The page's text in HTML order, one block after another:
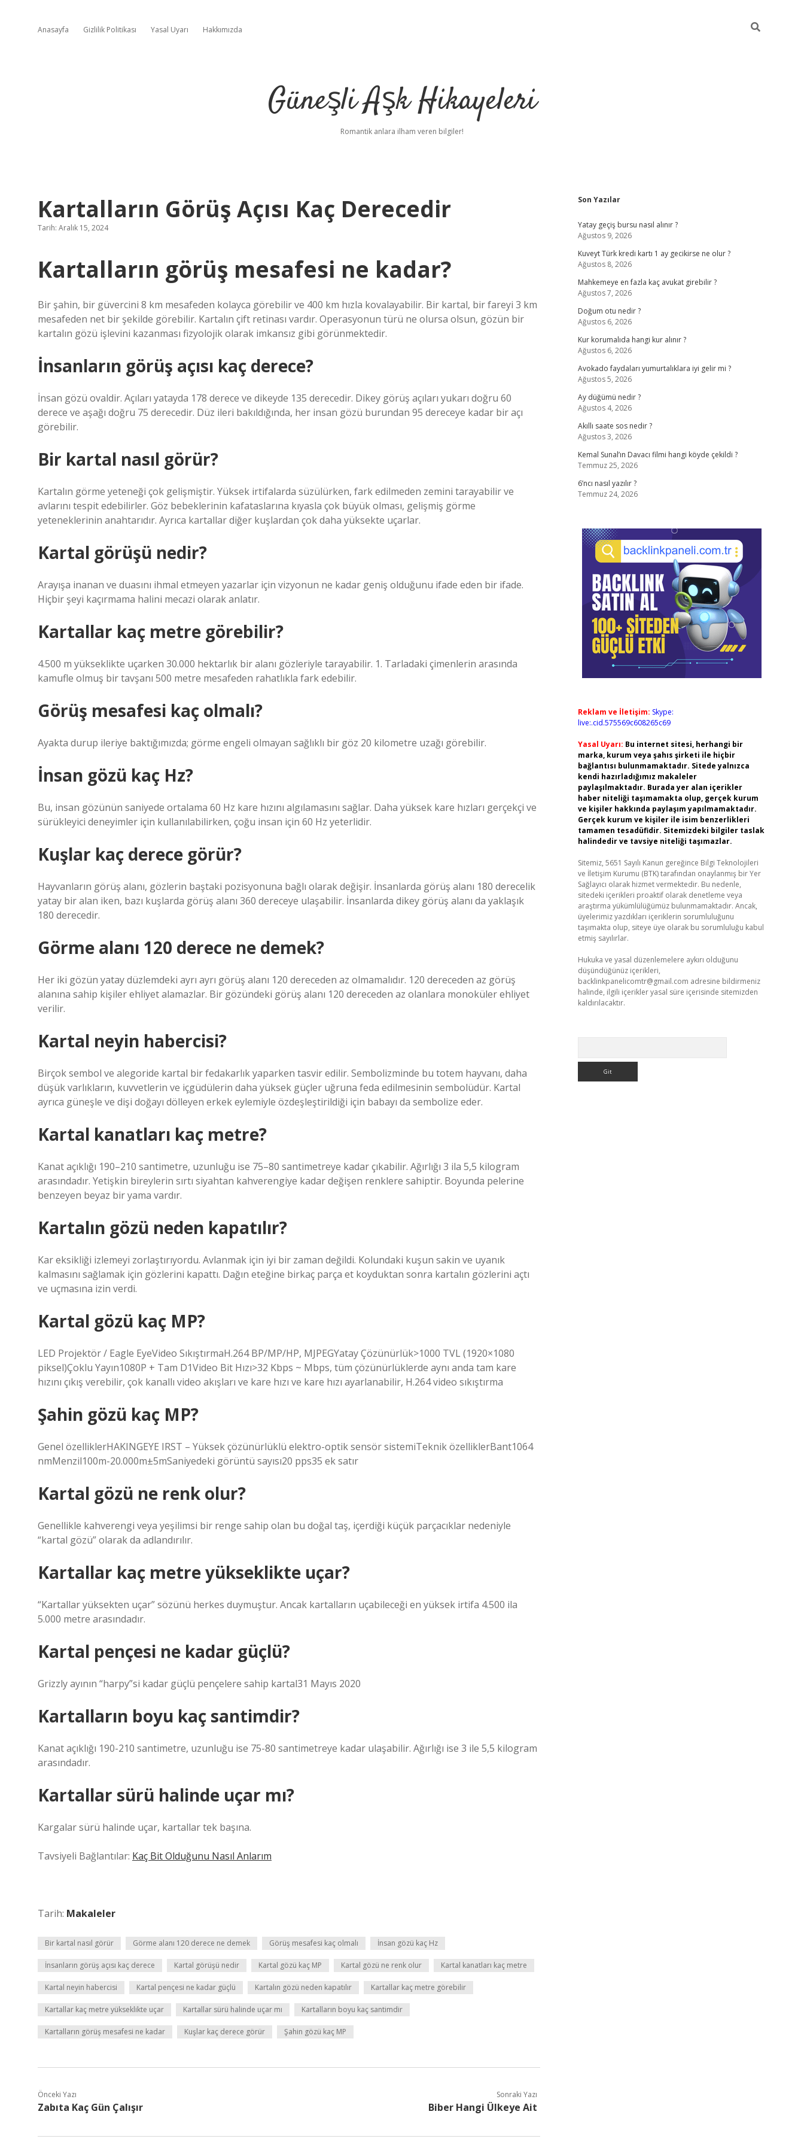
Anasayfa Gizlilik Politikası Yasal Uyarı Hakkımızda
Güneşli Aşk Hikayeleri
Romantik anlara ilham veren bilgiler!
Kartalların Görüş Açısı Kaç Derecedir
Tarih: Aralık 15, 2024
Kartalların görüş mesafesi ne kadar?
Bir şahin, bir güvercini 8 km mesafeden kolayca görebilir ve 400 km hızla kovalayabilir. Bir kartal, bir fareyi 3 km
mesafeden net bir şekilde görebilir. Kartalın çift retinası vardır. Operasyonun türü ne olursa olsun, gözün bir
kartalın gözü işlevini kazanması fizyolojik olarak imkansız gibi görünmektedir.
İnsanların görüş açısı kaç derece?
İnsan gözü ovaldir. Açıları yatayda 178 derece ve dikeyde 135 derecedir. Dikey görüş açıları yukarı doğru 60
derece ve aşağı doğru 75 derecedir. Düz ileri bakıldığında, her insan gözü burundan 95 dereceye kadar bir açı
görebilir.
Bir kartal nasıl görür?
Kartalın görme yeteneği çok gelişmiştir. Yüksek irtifalarda süzülürken, fark edilmeden zemini tarayabilir ve
avlarını tespit edebilirler. Göz bebeklerinin kafataslarına kıyasla çok büyük olması, gelişmiş görme
yeteneklerinin anahtarıdır. Ayrıca kartallar diğer kuşlardan çok daha yüksekte uçarlar.
Kartal görüşü nedir?
Arayışa inanan ve duasını ihmal etmeyen yazarlar için vizyonun ne kadar geniş olduğunu ifade eden bir ifade.
Hiçbir şeyi kaçırmama halini mecazi olarak anlatır.
Kartallar kaç metre görebilir?
4.500 m yükseklikte uçarken 30.000 hektarlık bir alanı gözleriyle tarayabilir. 1. Tarladaki çimenlerin arasında
kamufle olmuş bir tavşanı 500 metre mesafeden rahatlıkla fark edebilir.
Görüş mesafesi kaç olmalı?
Ayakta durup ileriye baktığımızda; görme engeli olmayan sağlıklı bir göz 20 kilometre uzağı görebilir.
İnsan gözü kaç Hz?
Bu, insan gözünün saniyede ortalama 60 Hz kare hızını algılamasını sağlar. Daha yüksek kare hızları gerçekçi ve
sürükleyici deneyimler için kullanılabilirken, çoğu insan için 60 Hz yeterlidir.
Kuşlar kaç derece görür?
Hayvanların görüş alanı, gözlerin baştaki pozisyonuna bağlı olarak değişir. İnsanlarda görüş alanı 180 derecelik
yatay bir alan iken, bazı kuşlarda görüş alanı 360 dereceye ulaşabilir. İnsanlarda dikey görüş alanı da yaklaşık
180 derecedir.
Görme alanı 120 derece ne demek?
Her iki gözün yatay düzlemdeki ayrı ayrı görüş alanı 120 dereceden az olmamalıdır. 120 dereceden az görüş
alanına sahip kişiler ehliyet alamazlar. Bir gözündeki görüş alanı 120 dereceden az olanlara monoküler ehliyet
verilir.
Kartal neyin habercisi?
Birçok sembol ve alegoride kartal bir fedakarlık yaparken tasvir edilir. Sembolizminde bu totem hayvanı, daha
düşük varlıkların, kuvvetlerin ve içgüdülerin daha yüksek güçler uğruna feda edilmesinin sembolüdür. Kartal
ayrıca güneşle ve dişi doğayı dölleyen erkek eylemiyle özdeşleştirildiği için babayı da sembolize eder.
Kartal kanatları kaç metre?
Kanat açıklığı 190–210 santimetre, uzunluğu ise 75–80 santimetreye kadar çıkabilir. Ağırlığı 3 ila 5,5 kilogram
arasındadır. Yetişkin bireylerin sırtı siyahtan kahverengiye kadar değişen renklere sahiptir. Boyunda pelerine
benzeyen beyaz bir yama vardır.
Kartalın gözü neden kapatılır?
Kar eksikliği izlemeyi zorlaştırıyordu. Avlanmak için iyi bir zaman değildi. Kolundaki kuşun sakin ve uyanık
kalmasını sağlamak için gözlerini kapattı. Dağın eteğine birkaç parça et koyduktan sonra kartalın gözlerini açtı
ve uçmasına izin verdi.
Kartal gözü kaç MP?
LED Projektör / Eagle EyeVideo SıkıştırmaH.264 BP/MP/HP, MJPEGYatay Çözünürlük>1000 TVL (1920×1080
piksel)Çoklu Yayın1080P + Tam D1Video Bit Hızı>32 Kbps ~ Mbps, tüm çözünürlüklerde aynı anda tam kare
hızını çıkış verebilir, çok kanallı video akışları ve kare hızı ve kare hızı ayarlanabilir, H.264 video sıkıştırma
Şahin gözü kaç MP?
Genel özelliklerHAKINGEYE IRST – Yüksek çözünürlüklü elektro-optik sensör sistemiTeknik özelliklerBant1064
nmMenzil100m-20.000m±5mSaniyedeki görüntü sayısı20 pps35 ek satır
Kartal gözü ne renk olur?
Genellikle kahverengi veya yeşilimsi bir renge sahip olan bu doğal taş, içerdiği küçük parçacıklar nedeniyle
“kartal gözü” olarak da adlandırılır.
Kartallar kaç metre yükseklikte uçar?
“Kartallar yüksekten uçar” sözünü herkes duymuştur. Ancak kartalların uçabileceği en yüksek irtifa 4.500 ila
5.000 metre arasındadır.
Kartal pençesi ne kadar güçlü?
Grizzly ayının “harpy”si kadar güçlü pençelere sahip kartal31 Mayıs 2020
Kartalların boyu kaç santimdir?
Kanat açıklığı 190-210 santimetre, uzunluğu ise 75-80 santimetreye kadar ulaşabilir. Ağırlığı ise 3 ile 5,5 kilogram
arasındadır.
Kartallar sürü halinde uçar mı?
Kargalar sürü halinde uçar, kartallar tek başına.
Tavsiyeli Bağlantılar: Kaç Bit Olduğunu Nasıl Anlarım
Tarih: Makaleler
Bir kartal nasıl görür Görme alanı 120 derece ne demek Görüş mesafesi kaç olmalı İnsan gözü kaç Hz
İnsanların görüş açısı kaç derece Kartal görüşü nedir Kartal gözü kaç MP Kartal gözü ne renk olur Kartal kanatları kaç metre
Kartal neyin habercisi Kartal pençesi ne kadar güçlü Kartalın gözü neden kapatılır Kartallar kaç metre görebilir
Kartallar kaç metre yükseklikte uçar Kartallar sürü halinde uçar mı Kartalların boyu kaç santimdir
Kartalların görüş mesafesi ne kadar Kuşlar kaç derece görür Şahin gözü kaç MP
Önceki Yazı
Zabıta Kaç Gün Çalışır
Sonraki Yazı
Biber Hangi Ülkeye Ait
Sidebar
Son Yazılar
Yatay geçiş bursu nasıl alınır ?
Ağustos 9, 2026
Kuveyt Türk kredi kartı 1 ay gecikirse ne olur ?
Ağustos 8, 2026
Mahkemeye en fazla kaç avukat girebilir ?
Ağustos 7, 2026
Doğum otu nedir ?
Ağustos 6, 2026
Kur korumalıda hangi kur alınır ?
Ağustos 6, 2026
Avokado faydaları yumurtalıklara iyi gelir mi ?
Ağustos 5, 2026
Ay düğümü nedir ?
Ağustos 4, 2026
Akıllı saate sos nedir ?
Ağustos 3, 2026
Kemal Sunal’ın Davacı filmi hangi köyde çekildi ?
Temmuz 25, 2026
6’ncı nasıl yazılır ?
Temmuz 24, 2026
Reklam ve İletişim: Skype:
live:.cid.575569c608265c69
Yasal Uyarı: Bu internet sitesi, herhangi bir
marka, kurum veya şahıs şirketi ile hiçbir
bağlantısı bulunmamaktadır. Sitede yalnızca
kendi hazırladığımız makaleler
paylaşılmaktadır. Burada yer alan içerikler
haber niteliği taşımamakta olup, gerçek kurum
ve kişiler hakkında paylaşım yapılmamaktadır.
Gerçek kurum ve kişiler ile isim benzerlikleri
tamamen tesadüfidir. Sitemizdeki bilgiler taslak
halindedir ve tavsiye niteliği taşımazlar.
Sitemiz, 5651 Sayılı Kanun gereğince Bilgi Teknolojileri
ve İletişim Kurumu (BTK) tarafından onaylanmış bir Yer
Sağlayıcı olarak hizmet vermektedir. Bu nedenle,
sitedeki içerikleri proaktif olarak denetleme veya
araştırma yükümlülüğümüz bulunmamaktadır. Ancak,
üyelerimiz yazdıkları içeriklerin sorumluluğunu
taşımakta olup, siteye üye olarak bu sorumluluğu kabul
etmiş sayılırlar.
Hukuka ve yasal düzenlemelere aykırı olduğunu
düşündüğünüz içerikleri,
backlinkpanelicomtr@gmail.com adresine bildirmeniz
halinde, ilgili içerikler yasal süre içerisinde sitemizden
kaldırılacaktır.
betcivdcasino giriş